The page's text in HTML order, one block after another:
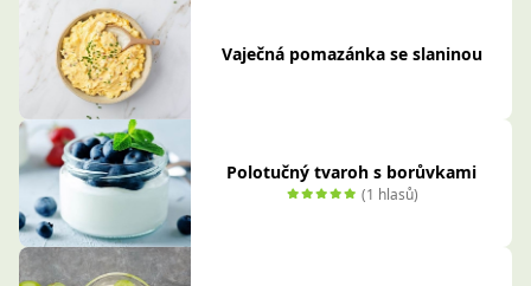
Vaječná pomazánka se slaninou
Polotučný tvaroh s borůvkami
(1 hlasů)